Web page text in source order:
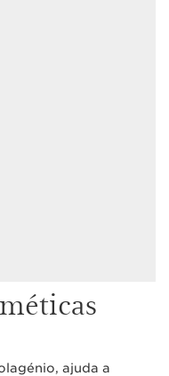
ajuda a